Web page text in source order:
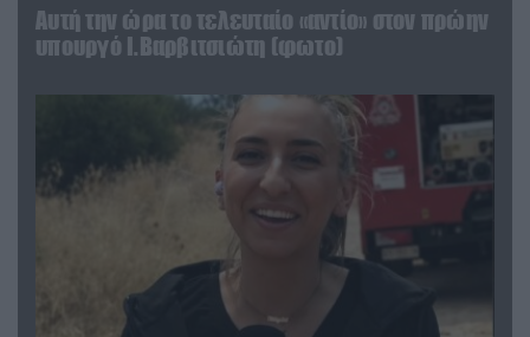
Αυτή την ώρα το τελευταίο «αντίο» στον πρώην
υπουργό Ι.Βαρβιτσιώτη (φωτο)